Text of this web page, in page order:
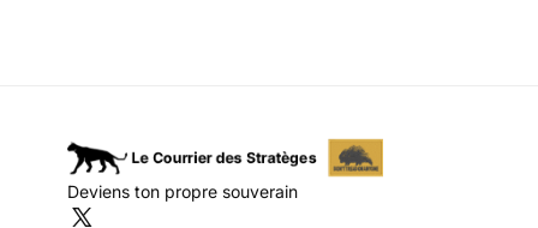
de l’Université chinoise de
Hong Kong. Les chercheurs
ont également mis au point
Deviens ton propre souverain